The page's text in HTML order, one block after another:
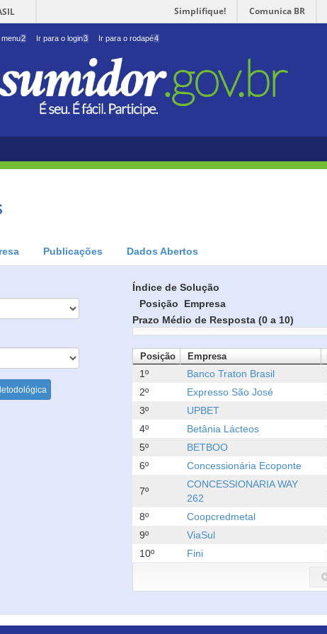
Simplifique! Comunica BR
menu2 Ir para o login3 Ir para o rodapé4
Publicações Dados Abertos
Índice de Solução
Posição
Empresa
Prazo Médio de Resposta (0 a 10)
Posição Empresa
1º Banco Traton Brasil
2º
Expresso São José
3º
UPBET
4º
Betânia Lácteos
5º
BETBOO
6º
Concessionária Ecoponte
7º
CONCESSIONARIA WAY
262
8º Coopcredmetal
9º
ViaSul
10º
Fini